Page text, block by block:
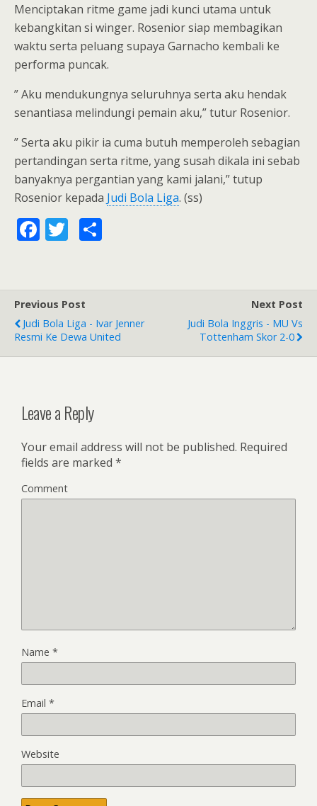
Menciptakan ritme game jadi kunci utama untuk
kebangkitan si winger. Rosenior siap membagikan
waktu serta peluang supaya Garnacho kembali ke
performa puncak.
” Aku mendukungnya seluruhnya serta aku hendak
senantiasa melindungi pemain aku,” tutur Rosenior.
” Serta aku pikir ia cuma butuh memperoleh sebagian
pertandingan serta ritme, yang susah dikala ini sebab
banyaknya pergantian yang kami jalani,” tutup
Rosenior kepada Judi Bola Liga. (ss)
F
b
o
o
k
T
er
Previous Post
Judi Bola Liga - Ivar Jenner
Resmi Ke Dewa United
Next Post
Judi Bola Inggris - MU Vs
Tottenham Skor 2-0
Leave a Reply
Your email address will not be published. Required
fields are marked *
Comment
Name *
Email *
Website